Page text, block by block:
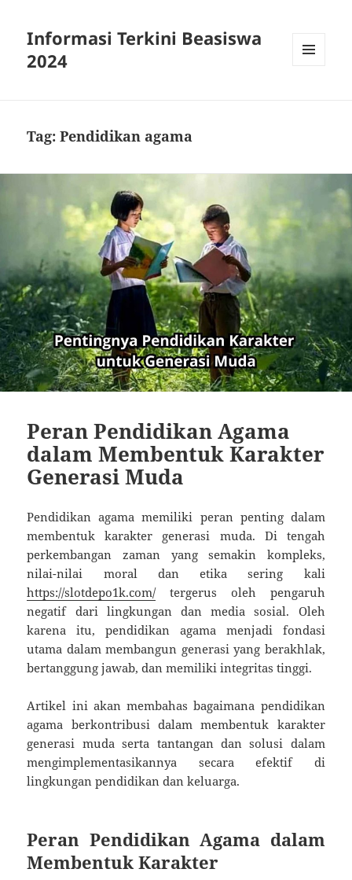
Informasi Terkini Beasiswa
2024
Tag:Pendidikan agama
Peran Pendidikan Agama
dalam Membentuk Karakter
Generasi Muda
Pendidikan agama memiliki peran penting dalam
membentuk karakter generasi muda. Di tengah
perkembangan zaman yang semakin kompleks,
nilai-nilai moral dan etika sering kali
https://slotdepo1k.com/tergerus oleh pengaruh
negatif dari lingkungan dan media sosial. Oleh
karena itu, pendidikan agama menjadi fondasi
utama dalam membangun generasi yang berakhlak,
bertanggung jawab, dan memiliki integritas tinggi.
Artikel ini akan membahas bagaimana pendidikan
agama berkontribusi dalam membentuk karakter
generasi muda serta tantangan dan solusi dalam
mengimplementasikannya secara efektif di
lingkungan pendidikan dan keluarga.
Peran Pendidikan Agama dalam
Membentuk Karakter